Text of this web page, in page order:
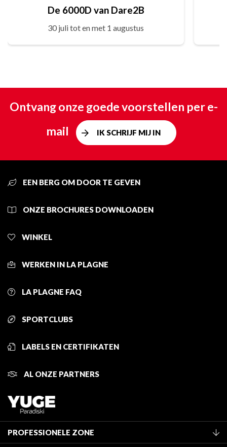
De 6000D van Dare2B
30 juli tot en met 1 augustus
Ontvang onze goede voorstellen per e-
mail
IK SCHRIJF MIJ IN
EEN BERG OM DOOR TE GEVEN
ONZE BROCHURES DOWNLOADEN
WINKEL
WERKEN IN LA PLAGNE
LA PLAGNE FAQ
SPORTCLUBS
LABELS EN CERTIFIKATEN
AL ONZE PARTNERS
PROFESSIONELE ZONE